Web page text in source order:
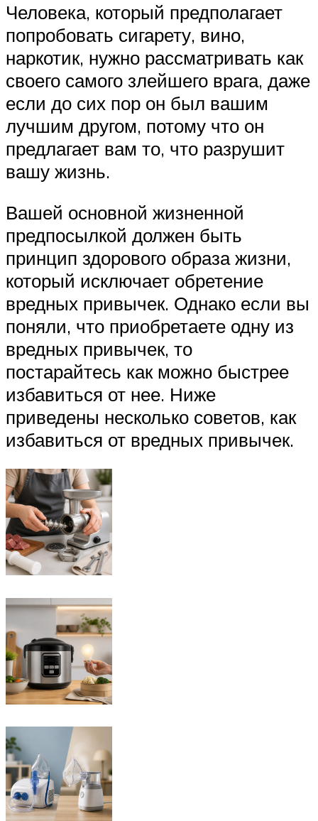
Человека, который предполагает
попробовать сигарету, вино,
наркотик, нужно рассматривать как
своего самого злейшего врага, даже
если до сих пор он был вашим
лучшим другом, потому что он
предлагает вам то, что разрушит
вашу жизнь.
Вашей основной жизненной
предпосылкой должен быть
принцип здорового образа жизни,
который исключает обретение
вредных привычек. Однако если вы
поняли, что приобретаете одну из
вредных привычек, то
постарайтесь как можно быстрее
избавиться от нее. Ниже
приведены несколько советов, как
избавиться от вредных привычек.